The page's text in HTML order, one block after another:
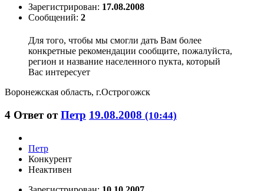
Зарегистрирован: 17.08.2008
Сообщений: 2
Для того, чтобы мы смогли дать Вам более
конкретные рекомендации сообщите, пожалуйста,
регион и название населенного пукта, который
Вас интересует
Воронежская область, г.Острогожск
4 Ответ отПетр 19.08.2008 (10:44)
Петр
Конкурент
Неактивен